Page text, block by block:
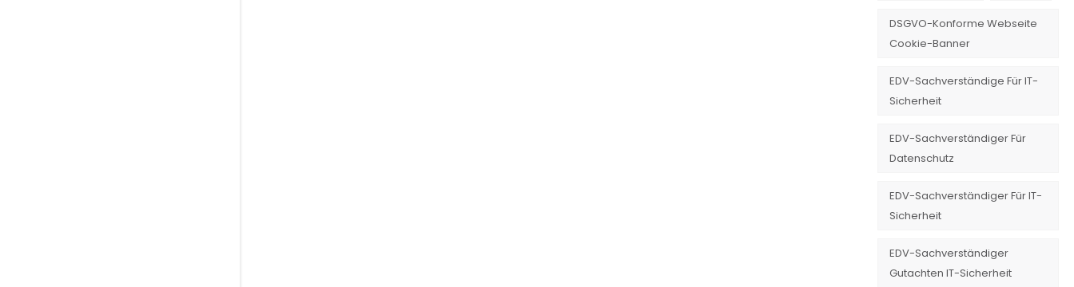
DSGVO-Konforme Webseite
Cookie-Banner
EDV-Sachverständige Für IT-
Sicherheit
EDV-Sachverständiger Für
Datenschutz
EDV-Sachverständiger Für IT-
Sicherheit
EDV-Sachverständiger
Gutachten IT-Sicherheit